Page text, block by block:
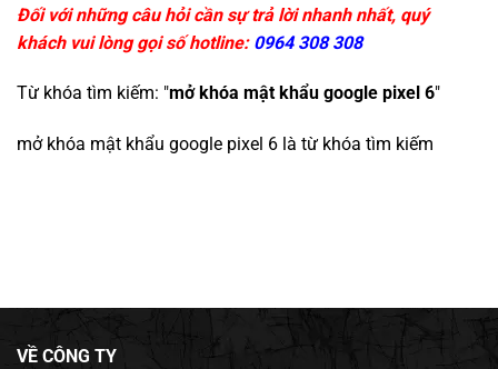
Đối với những câu hỏi cần sự trả lời nhanh nhất, quý
khách vui lòng gọi số hotline: 0964 308 308
Từ khóa tìm kiếm: "mở khóa mật khẩu google pixel 6"
mở khóa mật khẩu google pixel 6 là từ khóa tìm kiếm
VỀ CÔNG TY